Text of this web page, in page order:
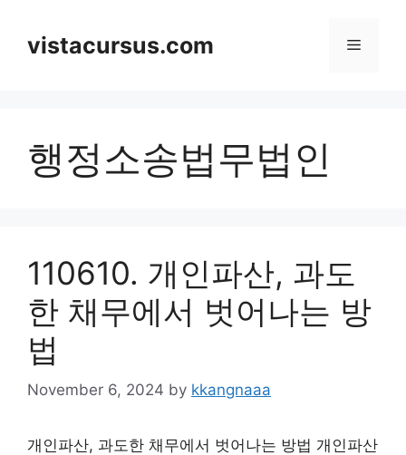
contentvistacursus.com Menu
행정소송법무법인
110610. 개인파산, 과도
한 채무에서 벗어나는 방
법
November 6, 2024 by kkangnaaa
개인파산, 과도한 채무에서 벗어나는 방법 개인파산